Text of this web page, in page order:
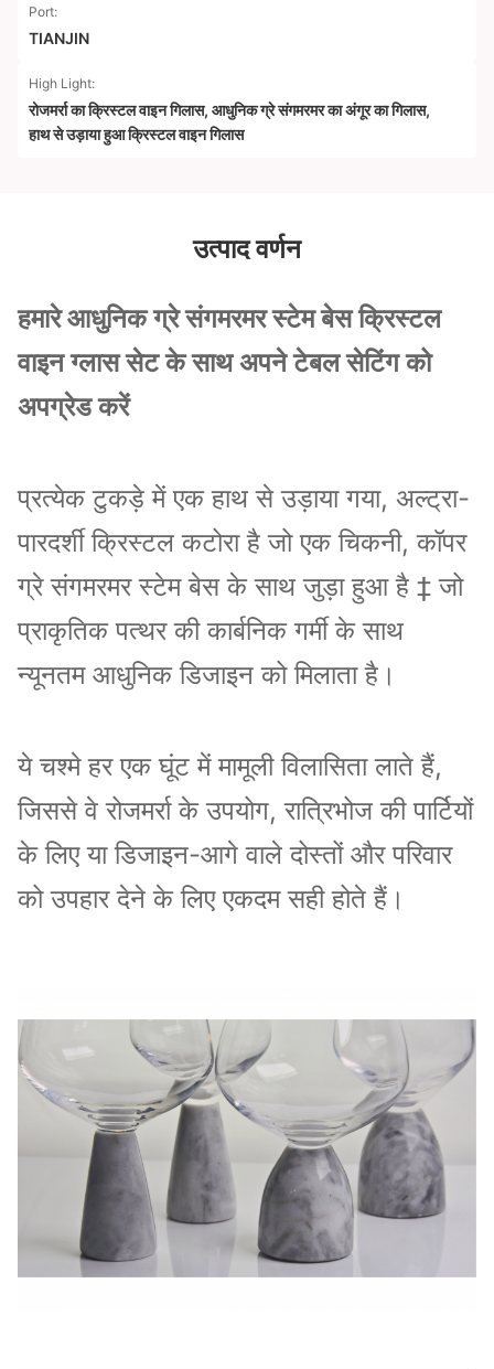
Port:
TIANJIN
High Light:
रोजमर्रा का क्रिस्टल वाइन गिलास, आधुनिक ग्रे संगमरमर का अंगूर का गिलास,
हाथ से उड़ाया हुआ क्रिस्टल वाइन गिलास
उत्पाद वर्णन
हमारे आधुनिक ग्रे संगमरमर स्टेम बेस क्रिस्टल
वाइन ग्लास सेट के साथ अपने टेबल सेटिंग को
अपग्रेड करें
प्रत्येक टुकड़े में एक हाथ से उड़ाया गया, अल्ट्रा-
पारदर्शी क्रिस्टल कटोरा है जो एक चिकनी, कॉपर
ग्रे संगमरमर स्टेम बेस के साथ जुड़ा हुआ है ‡ जो
प्राकृतिक पत्थर की कार्बनिक गर्मी के साथ
न्यूनतम आधुनिक डिजाइन को मिलाता है।
ये चश्मे हर एक घूंट में मामूली विलासिता लाते हैं,
जिससे वे रोजमर्रा के उपयोग, रात्रिभोज की पार्टियों
के लिए या डिजाइन-आगे वाले दोस्तों और परिवार
को उपहार देने के लिए एकदम सही होते हैं।